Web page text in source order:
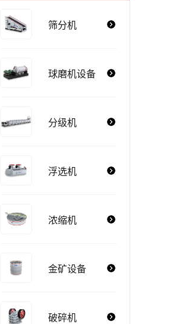
筛分机
球磨机设备
分级机
浮选机
浓缩机
金矿设备
破碎机